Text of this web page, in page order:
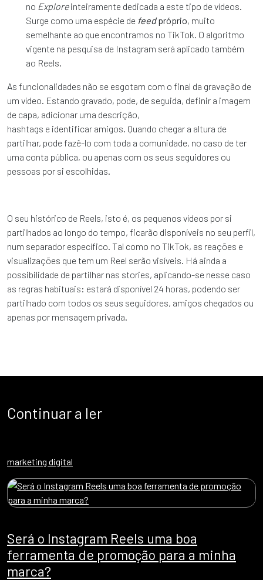
no Exploreinteiramente dedicada a este tipo de vídeos.
Surge como uma espécie de feedpróprio, muito
semelhante ao que encontramos no TikTok. O algoritmo
vigente na pesquisa de Instagram será aplicado também
ao Reels.
As funcionalidades não se esgotam com o final da gravação de
um vídeo. Estando gravado, pode, de seguida, definir a imagem
de capa, adicionar uma descrição,
hashtags e identificar amigos. Quando chegar a altura de
partilhar, pode fazê-lo com toda a comunidade, no caso de ter
uma conta pública, ou apenas com os seus seguidores ou
pessoas por si escolhidas.
O seu histórico de Reels, isto é, os pequenos vídeos por si
partilhados ao longo do tempo, ficarão disponíveis no seu perfil,
num separador específico. Tal como no TikTok, as reações e
visualizações que tem um Reel serão visíveis. Há ainda a
possibilidade de partilhar nas stories, aplicando-se nesse caso
as regras habituais: estará disponível 24 horas, podendo ser
partilhado com todos os seus seguidores, amigos chegados ou
apenas por mensagem privada.
Continuar a ler
marketing digital
Será o Instagram Reels uma boa
ferramenta de promoção para a minha
marca?